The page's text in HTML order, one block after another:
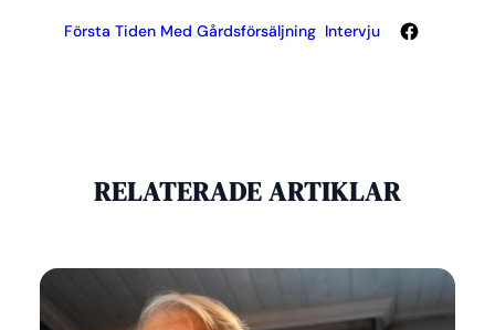
Första Tiden Med Gårdsförsäljning Intervju Facebook
RELATERADE ARTIKLAR